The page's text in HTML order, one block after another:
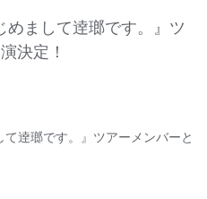
めまして逹瑯です。』ツ
決定！
逹瑯です。』ツアーメンバーと